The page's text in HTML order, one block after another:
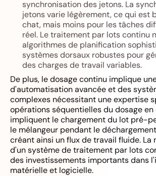
synchronisation des jetons. La
jetons varie légèrement, ce qui est
chat, mais moins pour les tâches
réel. Le traitement par lots continu
algorithmes de planification
systèmes dorsaux robustes pour
des charges de travail variables.
De plus, le dosage continu implique
d'automatisation avancée et des
complexes nécessitant une expertise
opérations séquentielles du dosage en
impliquent le chargement du lot pré-
le mélangeur pendant le
créant ainsi un flux de travail fluide.
d'un système de traitement par lots
des investissements importants dans
matérielle et logicielle.